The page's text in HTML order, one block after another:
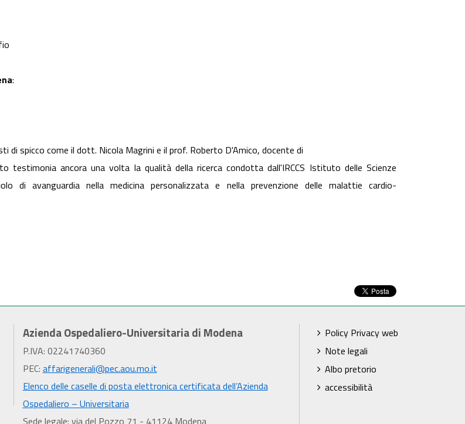
:
spicco come il dott. Nicola Magrini e il prof. Roberto D'Amico, docente di
testimonia ancora una volta la qualità della ricerca condotta dall'IRCCS Istituto delle Scienze
di avanguardia nella medicina personalizzata e nella prevenzione delle malattie cardio-
Azienda Ospedaliero-Universitaria di Modena
P.IVA: 02241740360
PEC: affarigenerali@pec.aou.mo.it
Elenco delle caselle di posta elettronica certificata dell’Azienda
Ospedaliero – Universitaria
Sede legale: via del Pozzo 71 - 41124 Modena
Policy Privacy web
Note legali
Albo pretorio
accessibilità